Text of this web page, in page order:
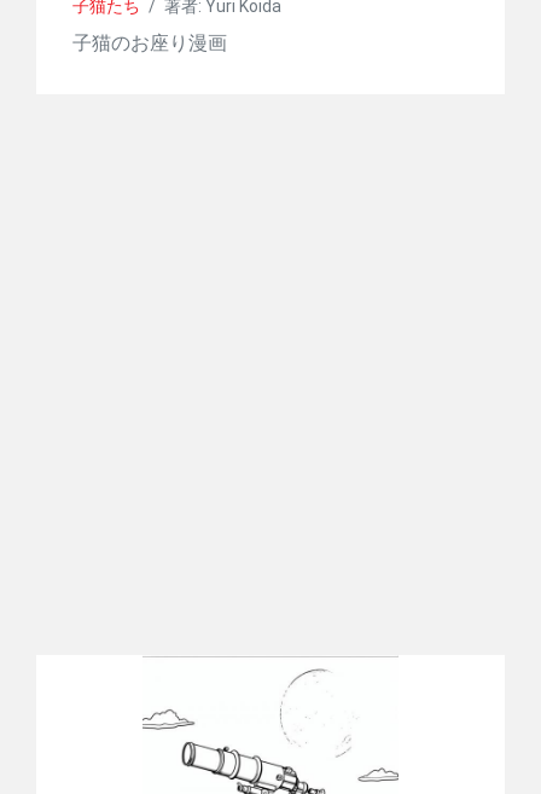
子猫たち / 著者: Yuri Koida
子猫のお座り漫画